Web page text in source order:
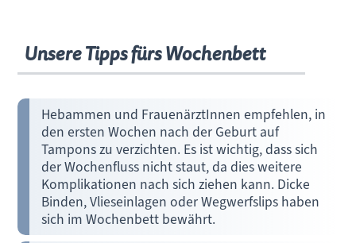
Unsere Tipps fürs Wochenbett
Hebammen und FrauenärztInnen empfehlen, in
den ersten Wochen nach der Geburt auf
Tampons zu verzichten. Es ist wichtig, dass sich
der Wochenfluss nicht staut, da dies weitere
Komplikationen nach sich ziehen kann. Dicke
Binden, Vlieseinlagen oder Wegwerfslips haben
sich im Wochenbett bewährt.